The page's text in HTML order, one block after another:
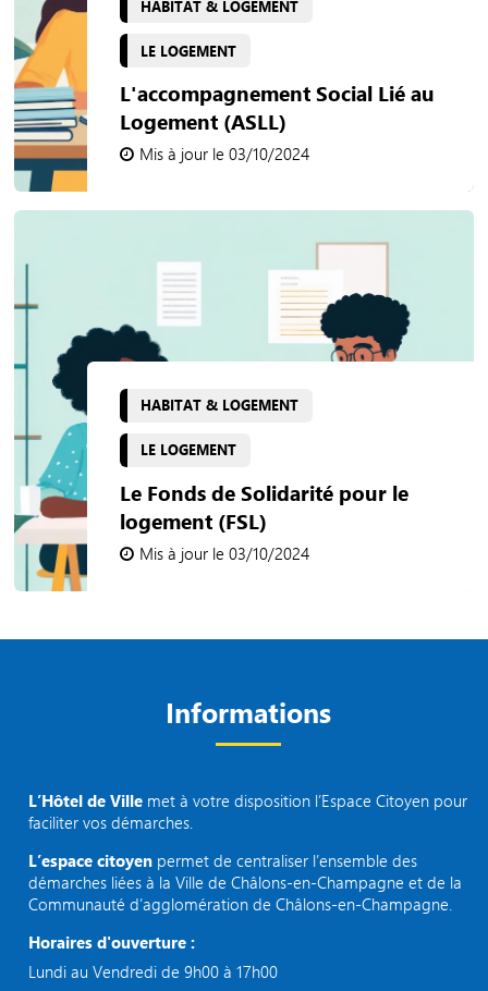
HABITAT & LOGEMENT
LE LOGEMENT
L'accompagnement Social Lié au
Logement (ASLL)
Mis à jour le 03/10/2024
HABITAT & LOGEMENT
LE LOGEMENT
Le Fonds de Solidarité pour le
logement (FSL)
Mis à jour le 03/10/2024
Informations
L’Hôtel de Ville met à votre disposition l’Espace Citoyen pour
faciliter vos démarches.
L’espace citoyen permet de centraliser l’ensemble des
démarches liées à la Ville de Châlons-en-Champagne et de la
Communauté d’agglomération de Châlons-en-Champagne.
Horaires d'ouverture :
Lundi au Vendredi de 9h00 à 17h00